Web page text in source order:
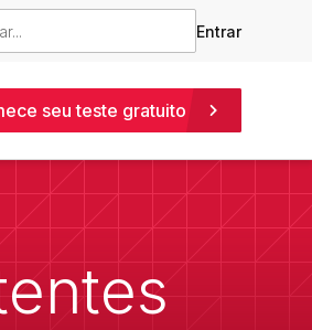
Entrar
seu teste gratuito